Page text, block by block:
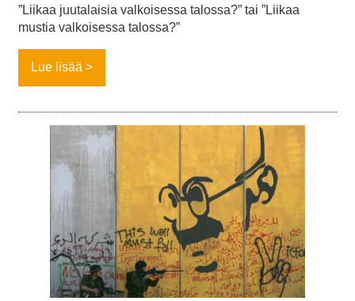
”Liikaa juutalaisia valkoisessa talossa?” tai ”Liikaa
mustia valkoisessa talossa?”
Lue lisää